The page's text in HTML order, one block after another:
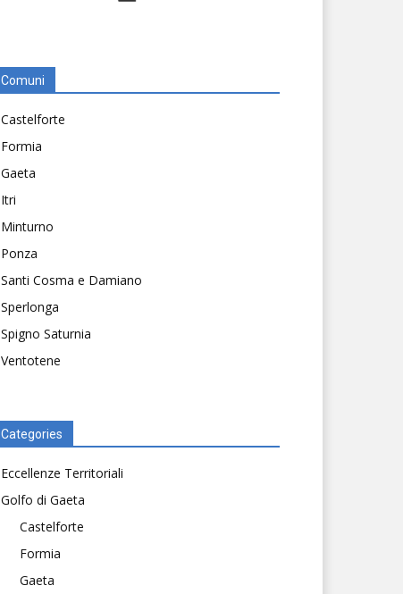
Comuni
Castelforte
Formia
Gaeta
Itri
Minturno
Ponza
Santi Cosma e Damiano
Sperlonga
Spigno Saturnia
Ventotene
Categories
Eccellenze Territoriali
Golfo di Gaeta
Castelforte
Formia
Gaeta